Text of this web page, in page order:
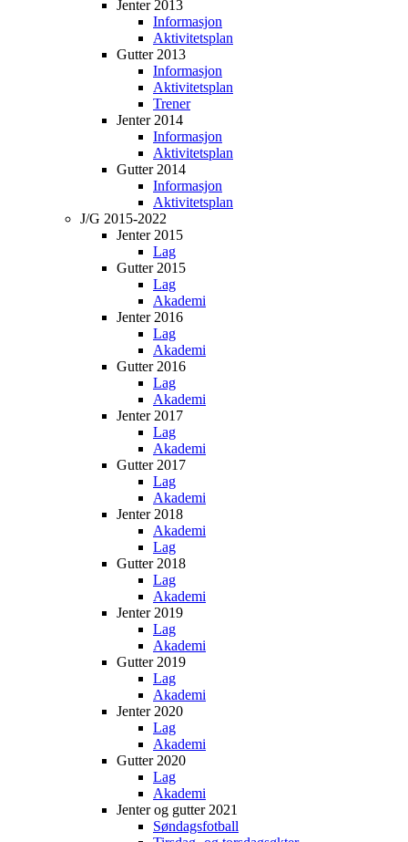
Jenter 2013
Informasjon
Aktivitetsplan
Gutter 2013
Informasjon
Aktivitetsplan
Trener
Jenter 2014
Informasjon
Aktivitetsplan
Gutter 2014
Informasjon
Aktivitetsplan
J/G 2015-2022
Jenter 2015
Lag
Gutter 2015
Lag
Akademi
Jenter 2016
Lag
Akademi
Gutter 2016
Lag
Akademi
Jenter 2017
Lag
Akademi
Gutter 2017
Lag
Akademi
Jenter 2018
Akademi
Lag
Gutter 2018
Lag
Akademi
Jenter 2019
Lag
Akademi
Gutter 2019
Lag
Akademi
Jenter 2020
Lag
Akademi
Gutter 2020
Lag
Akademi
Jenter og gutter 2021
Søndagsfotball